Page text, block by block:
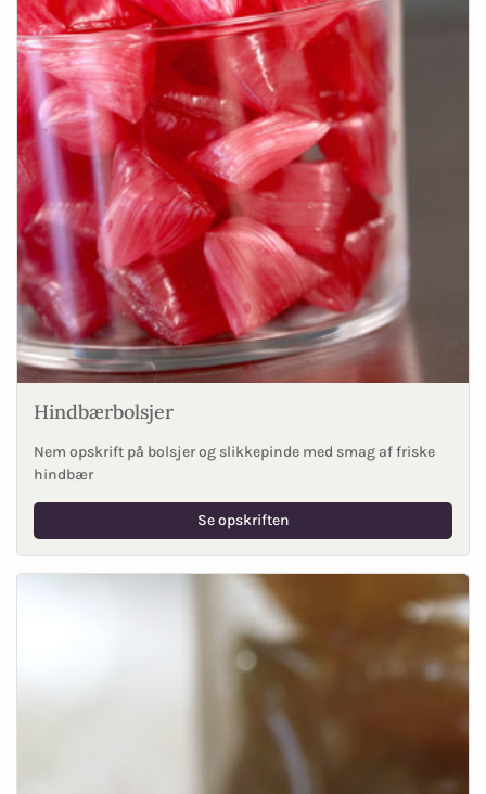
Hindbærbolsjer
Nem opskrift på bolsjer og slikkepinde med smag af friske
hindbær
Se opskriften